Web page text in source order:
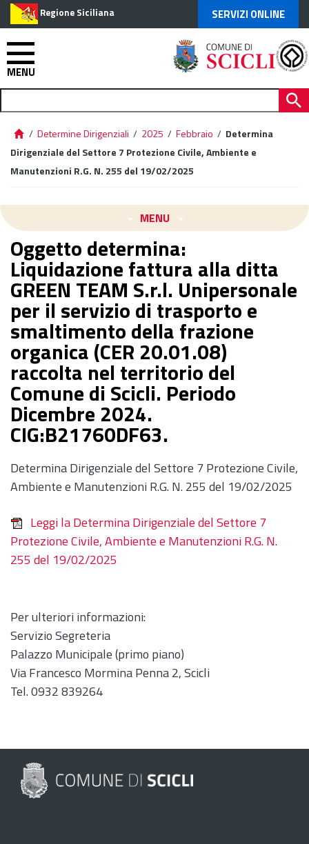
Regione Siciliana SERVIZI ONLINE
MENU
/ Determine Dirigenziali / 2025 / Febbraio / Determina
Dirigenziale del Settore 7 Protezione Civile, Ambiente e
Manutenzioni R.G. N. 255 del 19/02/2025
MENU
Oggetto determina:
Liquidazione fattura alla ditta
GREEN TEAM S.r.l. Unipersonale
per il servizio di trasporto e
smaltimento della frazione
organica (CER 20.01.08)
raccolta nel territorio del
Comune di Scicli. Periodo
Dicembre 2024.
CIG:B21760DF63.
Determina Dirigenziale del Settore 7 Protezione Civile,
Ambiente e Manutenzioni R.G. N. 255 del 19/02/2025
Leggi la Determina Dirigenziale del Settore 7
Protezione Civile, Ambiente e Manutenzioni R.G. N.
255 del 19/02/2025
Per ulteriori informazioni:
Servizio Segreteria
Palazzo Municipale (primo piano)
Via Francesco Mormina Penna 2, Scicli
Tel. 0932 839264